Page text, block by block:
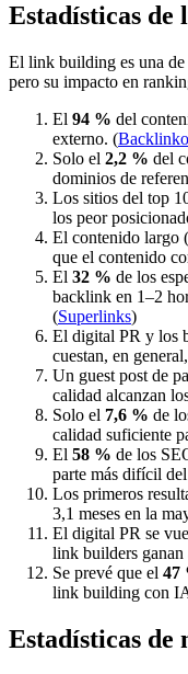
Estadísticas
El link building es una de
pero su impacto en
El 94 % del
externo. (Backlinko
Solo el 2,2 % del
dominios de
Los sitios del top
los peor
El contenido largo
que el contenido
El 32 % de los
backlink en 1–2
(Superlinks)
El digital PR y los
cuestan, en
Un guest post de
calidad alcanzan
Solo el 7,6 % de
calidad suficiente
El 58 % de los
parte más difícil
Los primeros
3,1 meses en la
El digital PR se
link builders ganan
Se prevé que el 47
link building con
Estadísticas de